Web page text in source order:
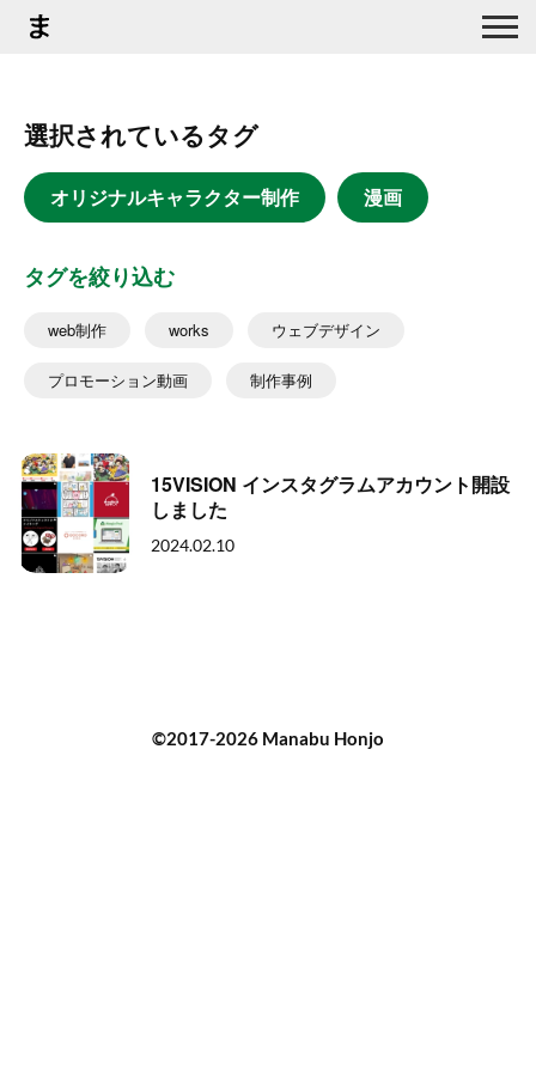
選択されているタグ
オリジナルキャラクター制作 漫画
タグを絞り込む
web制作 works ウェブデザイン
プロモーション動画 制作事例
15VISION インスタグラムアカウント開設
しました
2024.02.10
©2017-2026 Manabu Honjo